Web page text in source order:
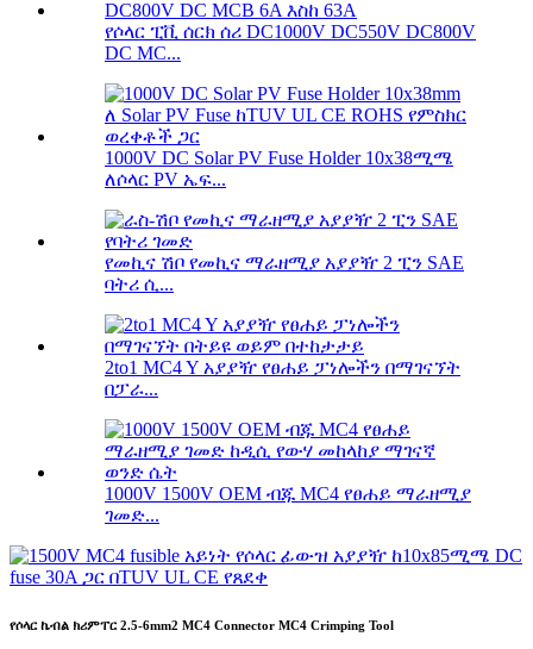
የሶላር ፒቪ ሰርክ ሰሪ DC1000V DC550V DC800V
DC MC...
1000V DC Solar PV Fuse Holder 10x38ሚሜ
ለሶላር PV ኤፍ...
የመኪና ሽቦ የመኪና ማራዘሚያ አያያዥ 2 ፒን SAE
ባትሪ ሲ...
2to1 MC4 Y አያያዥ የፀሐይ ፓነሎችን በማገናኘት
በፓራ...
1000V 1500V OEM ብጁ MC4 የፀሐይ ማራዘሚያ
ገመድ...
የሶላር ኬብል ክሪምፐር 2.5-6mm2 MC4 Connector MC4 Crimping Tool